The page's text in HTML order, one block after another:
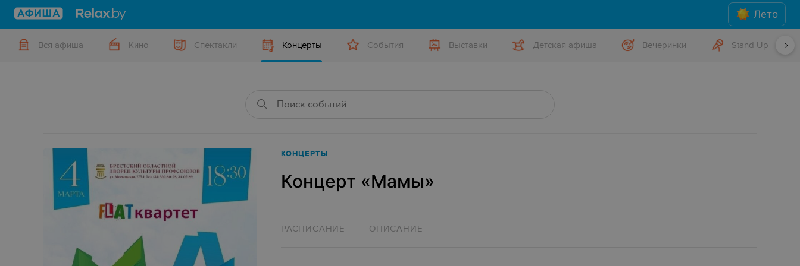
Лето
Вся афиша Кино Спектакли Концерты События Выставки Детская афиша Вечеринки Stand Up
КОНЦЕРТЫ
Концерт «‎Мамы»‎
РАСПИСАНИЕ ОПИСАНИЕ